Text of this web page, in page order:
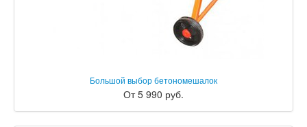
Большой выбор бетономешалок
От 5 990 руб.